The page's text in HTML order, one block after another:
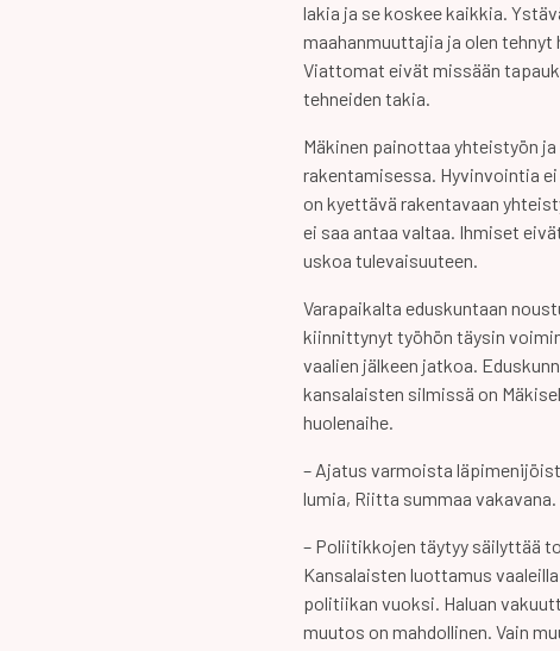
lakia ja se koskee kaikkia.
maahanmuuttajia ja olen
Viattomat eivät missään
tehneiden takia.
Mäkinen painottaa yhteistyön
rakentamisessa. Hyvinvointia
on kyettävä rakentavaan
ei saa antaa valtaa. Ihmiset
uskoa tulevaisuuteen.
Varapaikalta eduskuntaan
kiinnittynyt työhön täysin
vaalien jälkeen jatkoa.
kansalaisten silmissä on
huolenaihe.
– Ajatus varmoista
lumia, Riitta summaa vakavana.
– Poliitikkojen täytyy säilyttää
Kansalaisten luottamus
politiikan vuoksi. Haluan
muutos on mahdollinen. Vain